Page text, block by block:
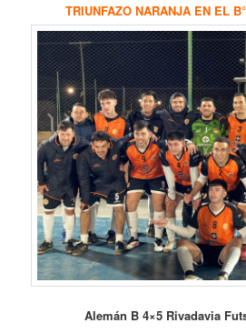
TRIUNFAZO NARANJA EN EL
Alemán B 4×5 Rivadavia